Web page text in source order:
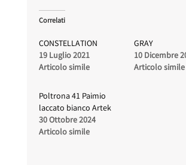
Correlati
CONSTELLATION
19 Luglio 2021
Articolo simile
GRAY
10 Dicembre
Articolo simile
Poltrona 41 Paimio
laccato bianco Artek
30 Ottobre 2024
Articolo simile